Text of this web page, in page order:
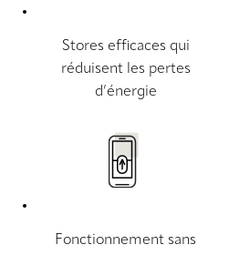
Stores efficaces qui
réduisent les pertes
d’énergie
Fonctionnement sans